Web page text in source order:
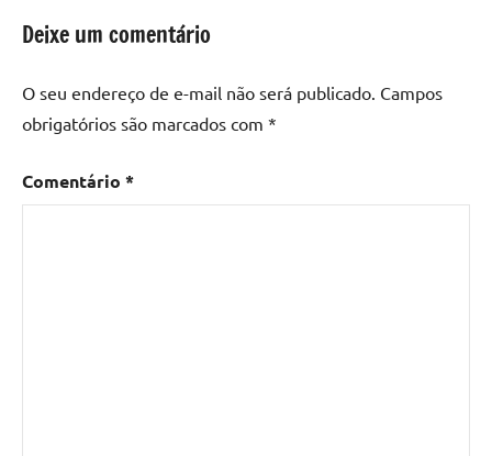
Deixe um comentário
O seu endereço de e-mail não será publicado. Campos
obrigatórios são marcados com *
Comentário *